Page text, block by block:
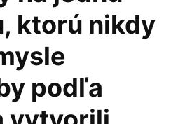
ktorú nikdy
podľa